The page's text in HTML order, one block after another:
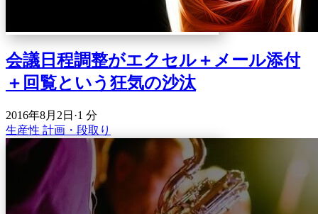
会議日程調整がエクセル＋メール添付
＋回覧という狂気の沙汰
2016年8月2日 ·1 分
生産性 計画・段取り